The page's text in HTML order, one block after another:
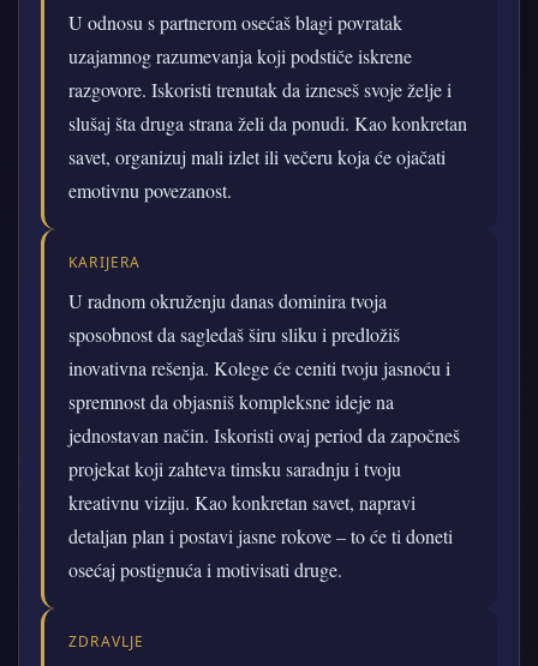
U odnosu s partnerom osećaš blagi povratak
uzajamnog razumevanja koji podstiče iskrene
razgovore. Iskoristi trenutak da izneseš svoje želje i
slušaj šta druga strana želi da ponudi. Kao konkretan
savet, organizuj mali izlet ili večeru koja će ojačati
emotivnu povezanost.
KARIJERA
U radnom okruženju danas dominira tvoja
sposobnost da sagledaš širu sliku i predložiš
inovativna rešenja. Kolege će ceniti tvoju jasnoću i
spremnost da objasniš kompleksne ideje na
jednostavan način. Iskoristi ovaj period da započneš
projekat koji zahteva timsku saradnju i tvoju
kreativnu viziju. Kao konkretan savet, napravi
detaljan plan i postavi jasne rokove – to će ti doneti
osećaj postignuća i motivisati druge.
ZDRAVLJE